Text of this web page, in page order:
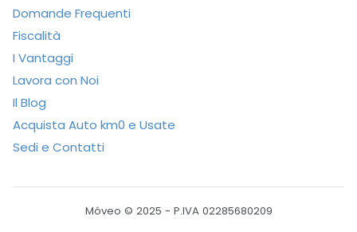
Domande Frequenti
Fiscalità
I Vantaggi
Lavora con Noi
Il Blog
Acquista Auto km0 e Usate
Sedi e Contatti
Móveo © 2025 - P.IVA 02285680209